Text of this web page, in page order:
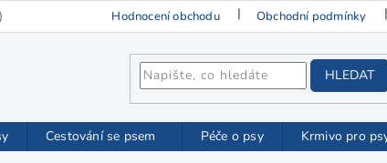
Hodnocení obchodu Obchodní podmínky
HLEDAT
Cestování se psem Péče o psy Krmivo pro